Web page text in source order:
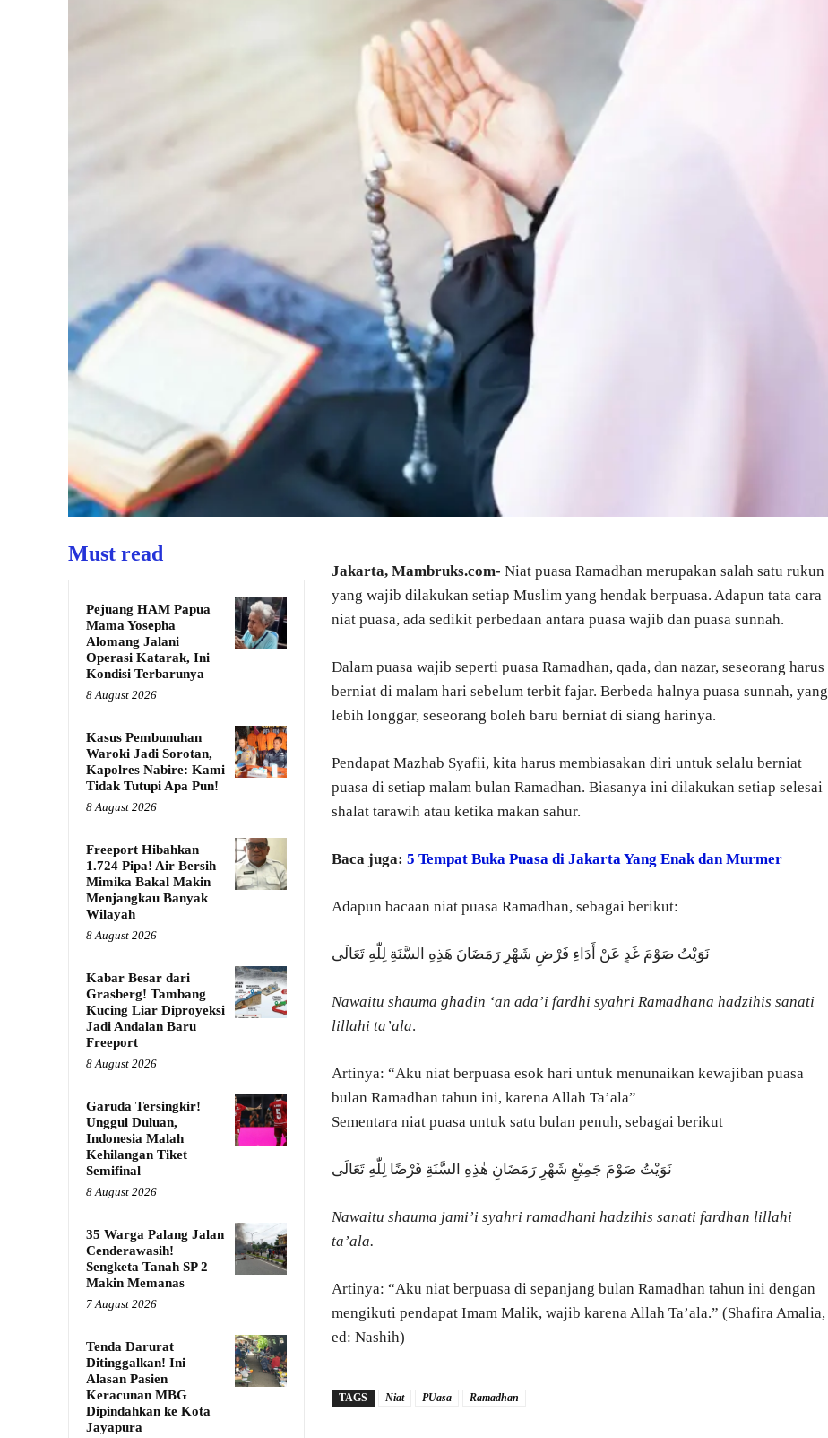
Must read
Pejuang HAM Papua
Mama Yosepha
Alomang Jalani
Operasi Katarak, Ini
Kondisi Terbarunya
8 August 2026
Kasus Pembunuhan
Waroki Jadi Sorotan,
Kapolres Nabire: Kami
Tidak Tutupi Apa Pun!
8 August 2026
Freeport Hibahkan
1.724 Pipa! Air Bersih
Mimika Bakal Makin
Menjangkau Banyak
Wilayah
8 August 2026
Kabar Besar dari
Grasberg! Tambang
Kucing Liar Diproyeksi
Jadi Andalan Baru
Freeport
8 August 2026
Garuda Tersingkir!
Unggul Duluan,
Indonesia Malah
Kehilangan Tiket
Semifinal
8 August 2026
35 Warga Palang Jalan
Cenderawasih!
Sengketa Tanah SP 2
Makin Memanas
7 August 2026
Tenda Darurat
Ditinggalkan! Ini
Alasan Pasien
Keracunan MBG
Dipindahkan ke Kota
Jayapura
Jakarta, Mambruks.com- Niat puasa Ramadhan merupakan salah satu rukun
yang wajib dilakukan setiap Muslim yang hendak berpuasa. Adapun tata cara
niat puasa, ada sedikit perbedaan antara puasa wajib dan puasa sunnah.
Dalam puasa wajib seperti puasa Ramadhan, qada, dan nazar, seseorang harus
berniat di malam hari sebelum terbit fajar. Berbeda halnya puasa sunnah, yang
lebih longgar, seseorang boleh baru berniat di siang harinya.
Pendapat Mazhab Syafii, kita harus membiasakan diri untuk selalu berniat
puasa di setiap malam bulan Ramadhan. Biasanya ini dilakukan setiap selesai
shalat tarawih atau ketika makan sahur.
Baca juga: 5 Tempat Buka Puasa di Jakarta Yang Enak dan Murmer
Adapun bacaan niat puasa Ramadhan, sebagai berikut:
نَوَيْتُ صَوْمَ غَدٍ عَنْ أَدَاءِ فَرْضِ شَهْرِ رَمَضَانَ هَذِهِ السَّنَةِ لِلّٰهِ تَعَالَى
Nawaitu shauma ghadin ‘an ada’i fardhi syahri Ramadhana hadzihis sanati
lillahi ta’ala.
Artinya: “Aku niat berpuasa esok hari untuk menunaikan kewajiban puasa
bulan Ramadhan tahun ini, karena Allah Ta’ala”
Sementara niat puasa untuk satu bulan penuh, sebagai berikut
نَوَيْتُ صَوْمَ جَمِيْعِ شَهْرِ رَمَضَانِ هٰذِهِ السَّنَةِ فَرْضًا لِلّٰهِ تَعَالَى
Nawaitu shauma jami’i syahri ramadhani hadzihis sanati fardhan lillahi
ta’ala.
Artinya: “Aku niat berpuasa di sepanjang bulan Ramadhan tahun ini dengan
mengikuti pendapat Imam Malik, wajib karena Allah Ta’ala.” (Shafira Amalia,
ed: Nashih)
TAGS Niat PUasa Ramadhan